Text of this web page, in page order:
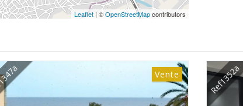
Leaflet | ©OpenStreetMapcontributors
Vente Ref1351a